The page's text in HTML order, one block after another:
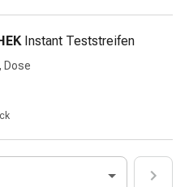
Instant Teststreifen
Dose